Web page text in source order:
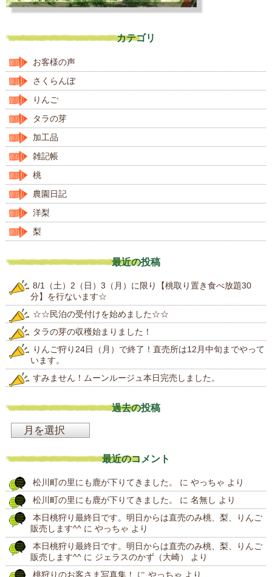
カテゴリ
お客様の声
さくらんぼ
りんご
タラの芽
加工品
雑記帳
桃
農園日記
洋梨
梨
最近の投稿
8/1（土）2（日）3（月）に限り【桃取り置き食べ放題30
分】を行ないます☆
☆☆民泊の受付けを始めました☆☆
タラの芽の収穫始まりました！
りんご狩り24日（月）で終了！直売所は12月中旬までやって
います。
すみません！ムーンルージュ本日完売しました。
過去の投稿
投
稿
最近のコメント
松川町の里にも鹿が下りてきました。 に やっちゃ より
松川町の里にも鹿が下りてきました。
に 名無し より
本日桃狩り最終日です。明日からは直売のみ桃、梨、りんご
販売します^^ に やっちゃ より
本日桃狩り最終日です。明日からは直売のみ桃、梨、りんご
販売します^^ に ジェラスのかず（大崎）
より
桃狩りのお客さま写真集！
に やっちゃ より